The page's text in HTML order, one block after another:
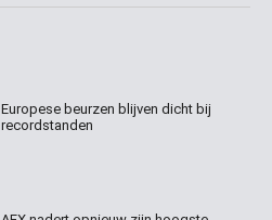
Europese beurzen blijven dicht bij
recordstanden